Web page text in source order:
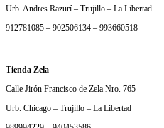
Urb. Andres Razurí – Trujillo – La Libertad
912781085 – 902506134 – 993660518
Tienda Zela
Calle Jirón Francisco de Zela Nro. 765
Urb. Chicago – Trujillo – La Libertad